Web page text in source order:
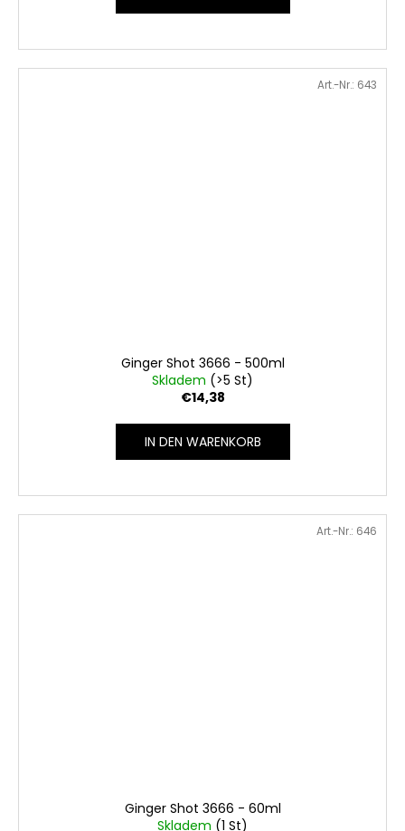
Ginger Shot 3666 - 500ml
Skladem (>5 St)
€14,38
IN DEN WARENKORB
Art.-Nr.: 643
Ginger Shot 3666 - 60ml
Skladem (1 St)
Art.-Nr.: 646